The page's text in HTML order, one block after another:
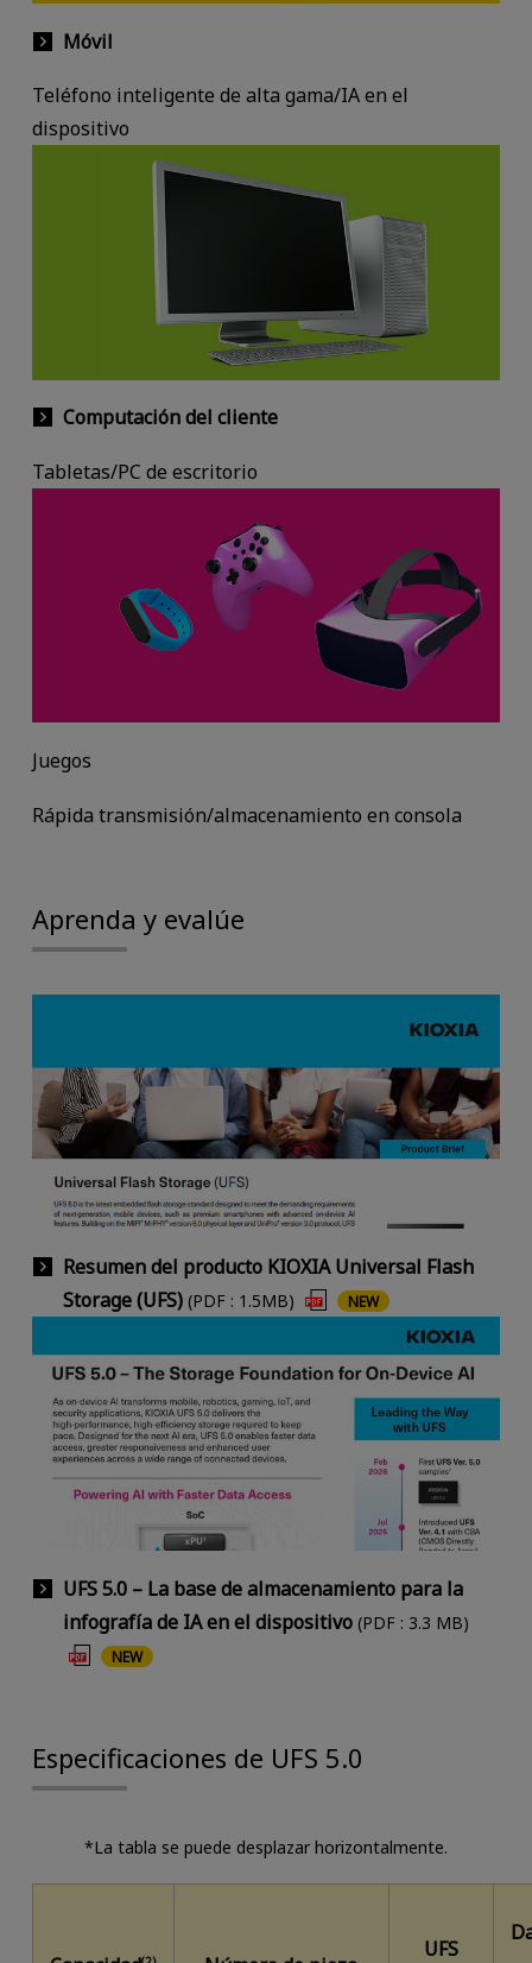
Móvil
Teléfono inteligente de alta gama/IA en el
dispositivo
Computación del cliente
Tabletas/PC de escritorio
Juegos
Rápida transmisión/almacenamiento en consola
Aprenda y evalúe
Resumen del producto KIOXIA Universal Flash
Storage (UFS) (PDF : 1.5MB) NEW
UFS 5.0 – La base de almacenamiento para la
infografía de IA en el dispositivo (PDF : 3.3 MB)
NEW
Especificaciones de UFS 5.0
*La tabla se puede desplazar horizontalmente.
UFS